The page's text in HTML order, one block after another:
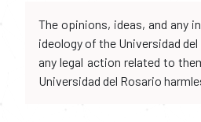
The opinions, ideas, and any
ideology of the Universidad
any legal action related to
Universidad del Rosario